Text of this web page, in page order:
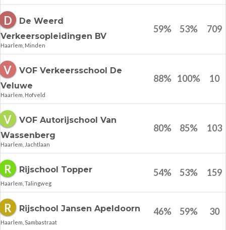
D
De Weerd
Verkeersopleidingen BV
Haarlem, Minden
59% 53% 709
V
VOF Verkeersschool De
Veluwe
Haarlem, Hofveld
88% 100% 10
V
VOF Autorijschool Van
Wassenberg
Haarlem, Jachtlaan
80% 85% 103
R Rijschool Topper
Haarlem, Talingweg
54% 53% 159
R Rijschool Jansen Apeldoorn
Haarlem, Sambastraat
46% 59% 30